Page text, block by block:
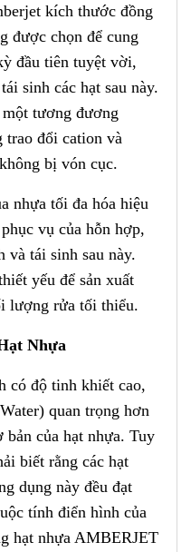
kích thước đồng
được chọn để cung
đầu tiên tuyệt vời,
sinh các hạt sau này.
ột tương đương
trao đổi cation và
bị vón cục.
nhựa tối đa hóa hiệu
vụ của hỗn hợp,
và tái sinh sau này.
yếu để sản xuất
lượng rửa tối thiểu.
Nhựa
có độ tinh khiết cao,
quan trọng hơn
của hạt nhựa. Tuy
biết rằng các hạt
dụng này đều đạt
tính điển hình của
hạt nhựa AMBERJET